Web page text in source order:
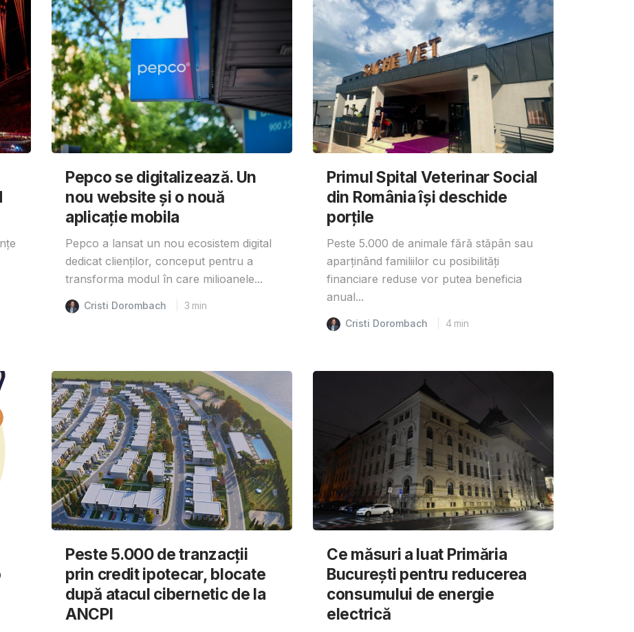
Pepco se digitalizează. Un
nou website și o nouă
aplicație mobila
Pepco a lansat un nou ecosistem digital
dedicat clienților, conceput pentru a
transforma modul în care milioanele...
Cristi Dorombach 3 min
Primul Spital Veterinar Social
din România își deschide
porțile
Peste 5.000 de animale fără stăpân sau
aparținând familiilor cu posibilități
financiare reduse vor putea beneficia
anual...
Cristi Dorombach 4 min
Peste 5.000 de tranzacții
prin credit ipotecar, blocate
după atacul cibernetic de la
ANCPI
Ce măsuri a luat Primăria
București pentru reducerea
consumului de energie
electrică